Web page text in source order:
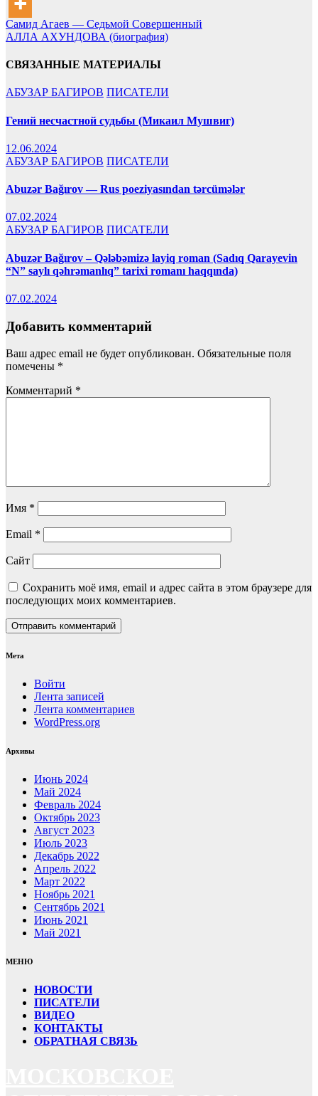
Навигация
по
записям
Самид Агаев — Седьмой Совершенный
АЛЛА АХУНДОВА (биография)
СВЯЗАННЫЕ МАТЕРИАЛЫ
АБУЗАР БАГИРОВ ПИСАТЕЛИ
Гений несчастной судьбы (Микаил Мушвиг)
12.06.2024
АБУЗАР БАГИРОВ ПИСАТЕЛИ
Abuzər Bağırov — Rus poeziyasından tərcümələr
07.02.2024
АБУЗАР БАГИРОВ ПИСАТЕЛИ
Abuzər Bağırov – Qələbəmizə layiq roman (Sadıq Qarayevin
“N” saylı qəhrəmanlıq” tarixi romanı haqqında)
07.02.2024
Добавить комментарий
Ваш адрес email не будет опубликован. Обязательные поля
помечены *
Комментарий *
Имя *
Email *
Сайт
Сохранить моё имя, email и адрес сайта в этом браузере для
последующих моих комментариев.
Мета
Войти
Лента записей
Лента комментариев
WordPress.org
Архивы
Июнь 2024
Май 2024
Февраль 2024
Октябрь 2023
Август 2023
Июль 2023
Декабрь 2022
Апрель 2022
Март 2022
Ноябрь 2021
Сентябрь 2021
Июнь 2021
Май 2021
МЕНЮ
НОВОСТИ
ПИСАТЕЛИ
ВИДЕО
КОНТАКТЫ
ОБРАТНАЯ СВЯЗЬ